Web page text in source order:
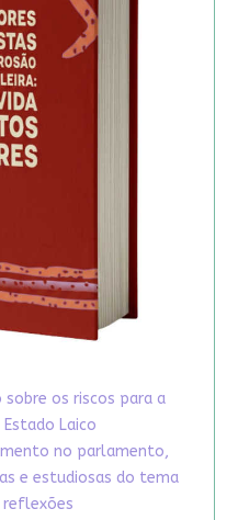
os riscos para a
Laico
no parlamento,
e estudiosas do tema